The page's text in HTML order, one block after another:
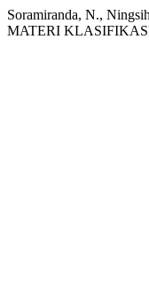
Soramiranda, N.,
MATERI